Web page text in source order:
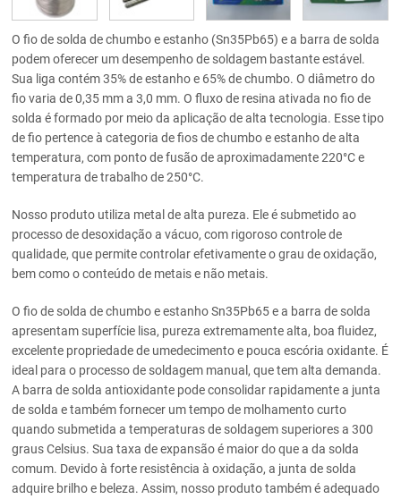
O fio de solda de chumbo e estanho (Sn35Pb65) e a barra de solda
podem oferecer um desempenho de soldagem bastante estável.
Sua liga contém 35% de estanho e 65% de chumbo. O diâmetro do
fio varia de 0,35 mm a 3,0 mm. O fluxo de resina ativada no fio de
solda é formado por meio da aplicação de alta tecnologia. Esse tipo
de fio pertence à categoria de fios de chumbo e estanho de alta
temperatura, com ponto de fusão de aproximadamente 220°C e
temperatura de trabalho de 250°C.
Nosso produto utiliza metal de alta pureza. Ele é submetido ao
processo de desoxidação a vácuo, com rigoroso controle de
qualidade, que permite controlar efetivamente o grau de oxidação,
bem como o conteúdo de metais e não metais.
O fio de solda de chumbo e estanho Sn35Pb65 e a barra de solda
apresentam superfície lisa, pureza extremamente alta, boa fluidez,
excelente propriedade de umedecimento e pouca escória oxidante. É
ideal para o processo de soldagem manual, que tem alta demanda.
A barra de solda antioxidante pode consolidar rapidamente a junta
de solda e também fornecer um tempo de molhamento curto
quando submetida a temperaturas de soldagem superiores a 300
graus Celsius. Sua taxa de expansão é maior do que a da solda
comum. Devido à forte resistência à oxidação, a junta de solda
adquire brilho e beleza. Assim, nosso produto também é adequado